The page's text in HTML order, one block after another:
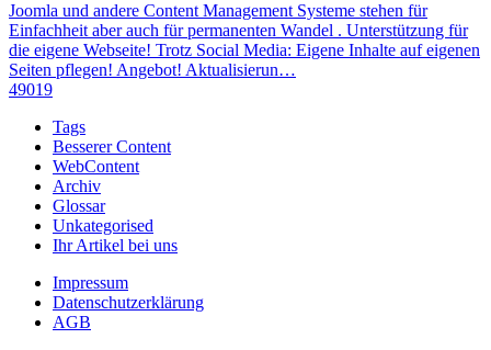
Joomla und andere Content Management Systeme stehen für
Einfachheit aber auch für permanenten Wandel . Unterstützung für
die eigene Webseite! Trotz Social Media: Eigene Inhalte auf eigenen
Seiten pflegen! Angebot! Aktualisierun…
49019
Tags
Besserer Content
WebContent
Archiv
Glossar
Unkategorised
Ihr Artikel bei uns
Impressum
Datenschutzerklärung
AGB